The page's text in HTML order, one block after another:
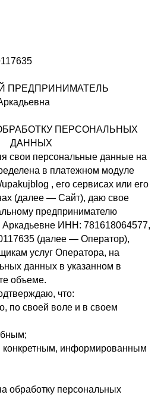
ПРЕДПРИНИМАТЕЛЬ
ПЕРСОНАЛЬНЫХ
ДАННЫХ
свои персональные данные на
в платежном модуле
, его сервисах или его
(далее — Сайт), даю свое
предпринимателю
ИНН: 781618064577,
(далее — Оператор),
услуг Оператора, на
данных в указанном в
объеме.
что:
по своей воле и в своем
конкретным, информированным
обработку персональных